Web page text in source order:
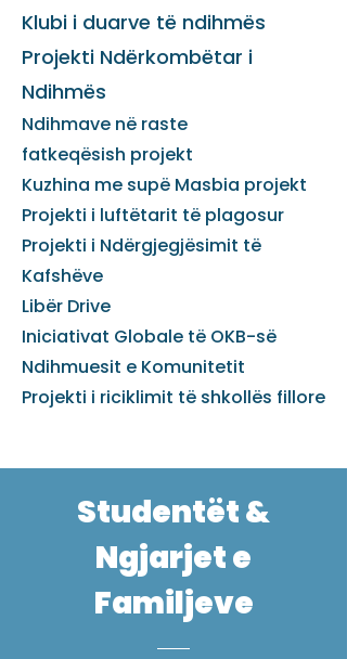
Klubi i duarve të ndihmës
Projekti Ndërkombëtar i
Ndihmës
Ndihmave në raste
fatkeqësish projekt
Kuzhina me supë Masbia projekt
Projekti i luftëtarit të plagosur
Projekti i Ndërgjegjësimit të
Kafshëve
Libër Drive
Iniciativat Globale të OKB-së
Ndihmuesit e Komunitetit
Projekti i riciklimit të shkollës fillore
Studentët &
Ngjarjet e
Familjeve